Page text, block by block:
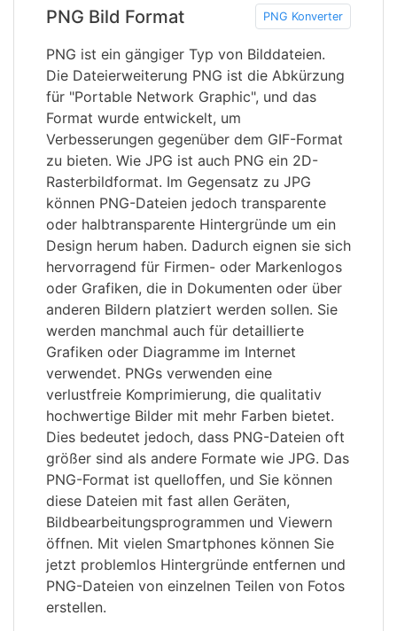
PNG Bild Format PNG Konverter
PNG ist ein gängiger Typ von Bilddateien.
Die Dateierweiterung PNG ist die Abkürzung
für "Portable Network Graphic", und das
Format wurde entwickelt, um
Verbesserungen gegenüber dem GIF-Format
zu bieten. Wie JPG ist auch PNG ein 2D-
Rasterbildformat. Im Gegensatz zu JPG
können PNG-Dateien jedoch transparente
oder halbtransparente Hintergründe um ein
Design herum haben. Dadurch eignen sie sich
hervorragend für Firmen- oder Markenlogos
oder Grafiken, die in Dokumenten oder über
anderen Bildern platziert werden sollen. Sie
werden manchmal auch für detaillierte
Grafiken oder Diagramme im Internet
verwendet. PNGs verwenden eine
verlustfreie Komprimierung, die qualitativ
hochwertige Bilder mit mehr Farben bietet.
Dies bedeutet jedoch, dass PNG-Dateien oft
größer sind als andere Formate wie JPG. Das
PNG-Format ist quelloffen, und Sie können
diese Dateien mit fast allen Geräten,
Bildbearbeitungsprogrammen und Viewern
öffnen. Mit vielen Smartphones können Sie
jetzt problemlos Hintergründe entfernen und
PNG-Dateien von einzelnen Teilen von Fotos
erstellen.